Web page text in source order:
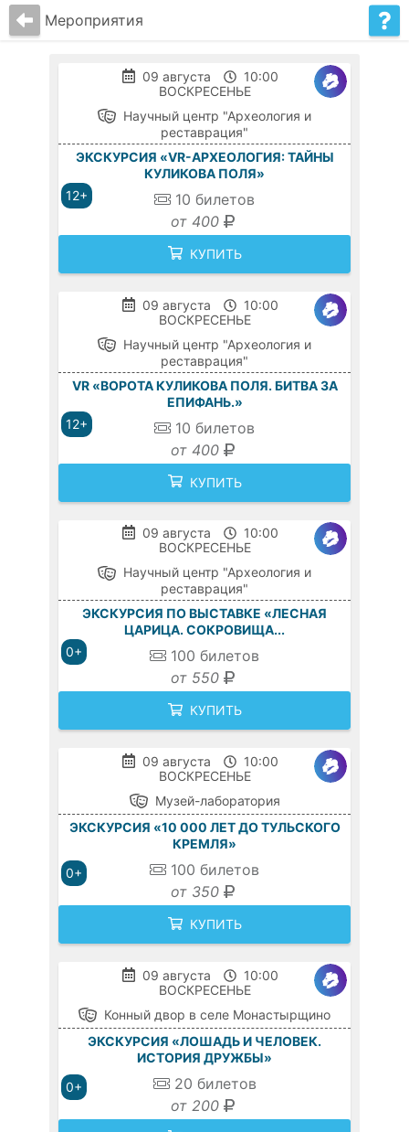
Мероприятия
09 августа
10:00
ВОСКРЕСЕНЬЕ
12+
Научный центр "Археология и
реставрация"
ЭКСКУРСИЯ «VR-АРХЕОЛОГИЯ: ТАЙНЫ
КУЛИКОВА ПОЛЯ»
10 билетов
от 400
КУПИТЬ
09 августа
10:00
ВОСКРЕСЕНЬЕ
12+
Научный центр "Археология и
реставрация"
VR «ВОРОТА КУЛИКОВА ПОЛЯ. БИТВА ЗА
ЕПИФАНЬ.»
10 билетов
от 400
КУПИТЬ
09 августа
10:00
ВОСКРЕСЕНЬЕ
0+
Научный центр "Археология и
реставрация"
ЭКСКУРСИЯ ПО ВЫСТАВКЕ «ЛЕСНАЯ
ЦАРИЦА. СОКРОВИЩА...
100 билетов
от 550
КУПИТЬ
09 августа
10:00
ВОСКРЕСЕНЬЕ
0+
Музей-лаборатория
ЭКСКУРСИЯ «10 000 ЛЕТ ДО ТУЛЬСКОГО
КРЕМЛЯ»
100 билетов
от 350
КУПИТЬ
09 августа
10:00
ВОСКРЕСЕНЬЕ
0+
Конный двор в селе Монастырщино
ЭКСКУРСИЯ «ЛОШАДЬ И ЧЕЛОВЕК.
ИСТОРИЯ ДРУЖБЫ»
20 билетов
от 200